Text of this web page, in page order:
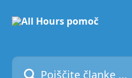
Poiščite članke ...